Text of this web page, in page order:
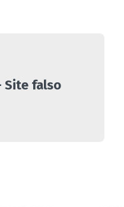
Site falso